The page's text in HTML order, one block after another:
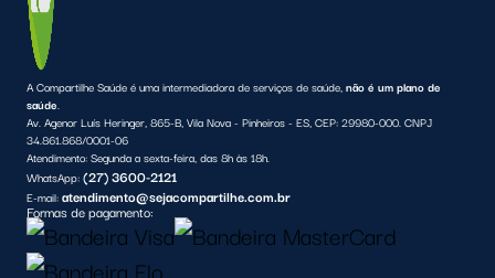
A Compartilhe Saúde é uma intermediadora de serviços de saúde,não é um plano de
saúde.
Av. Agenor Luís Heringer, 865-B, Vila Nova - Pinheiros - ES, CEP: 29980-000. CNPJ
34.861.868/0001-06
Atendimento:Segunda a sexta-feira, das 8h às 18h.
WhatsApp:(27) 3600-2121
E-mail:atendimento@sejacompartilhe.com.br
Formas de pagamento: